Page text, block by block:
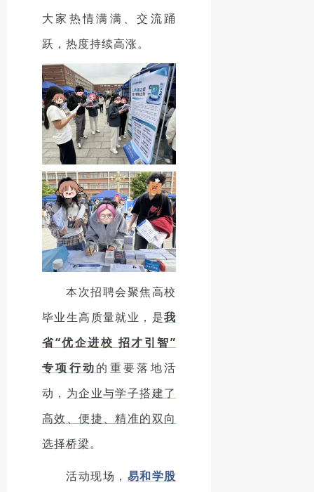
大家热情满满、交流踊
跃，热度持续高涨。
本次招聘会聚焦高校
毕业生高质量就业，是我
省“优企进校 招才引智”
专项行动的重要落地活
动， 为企业与学子搭建了
高效、便捷、精准的双向
选择桥梁。
活动现场， 易和学股